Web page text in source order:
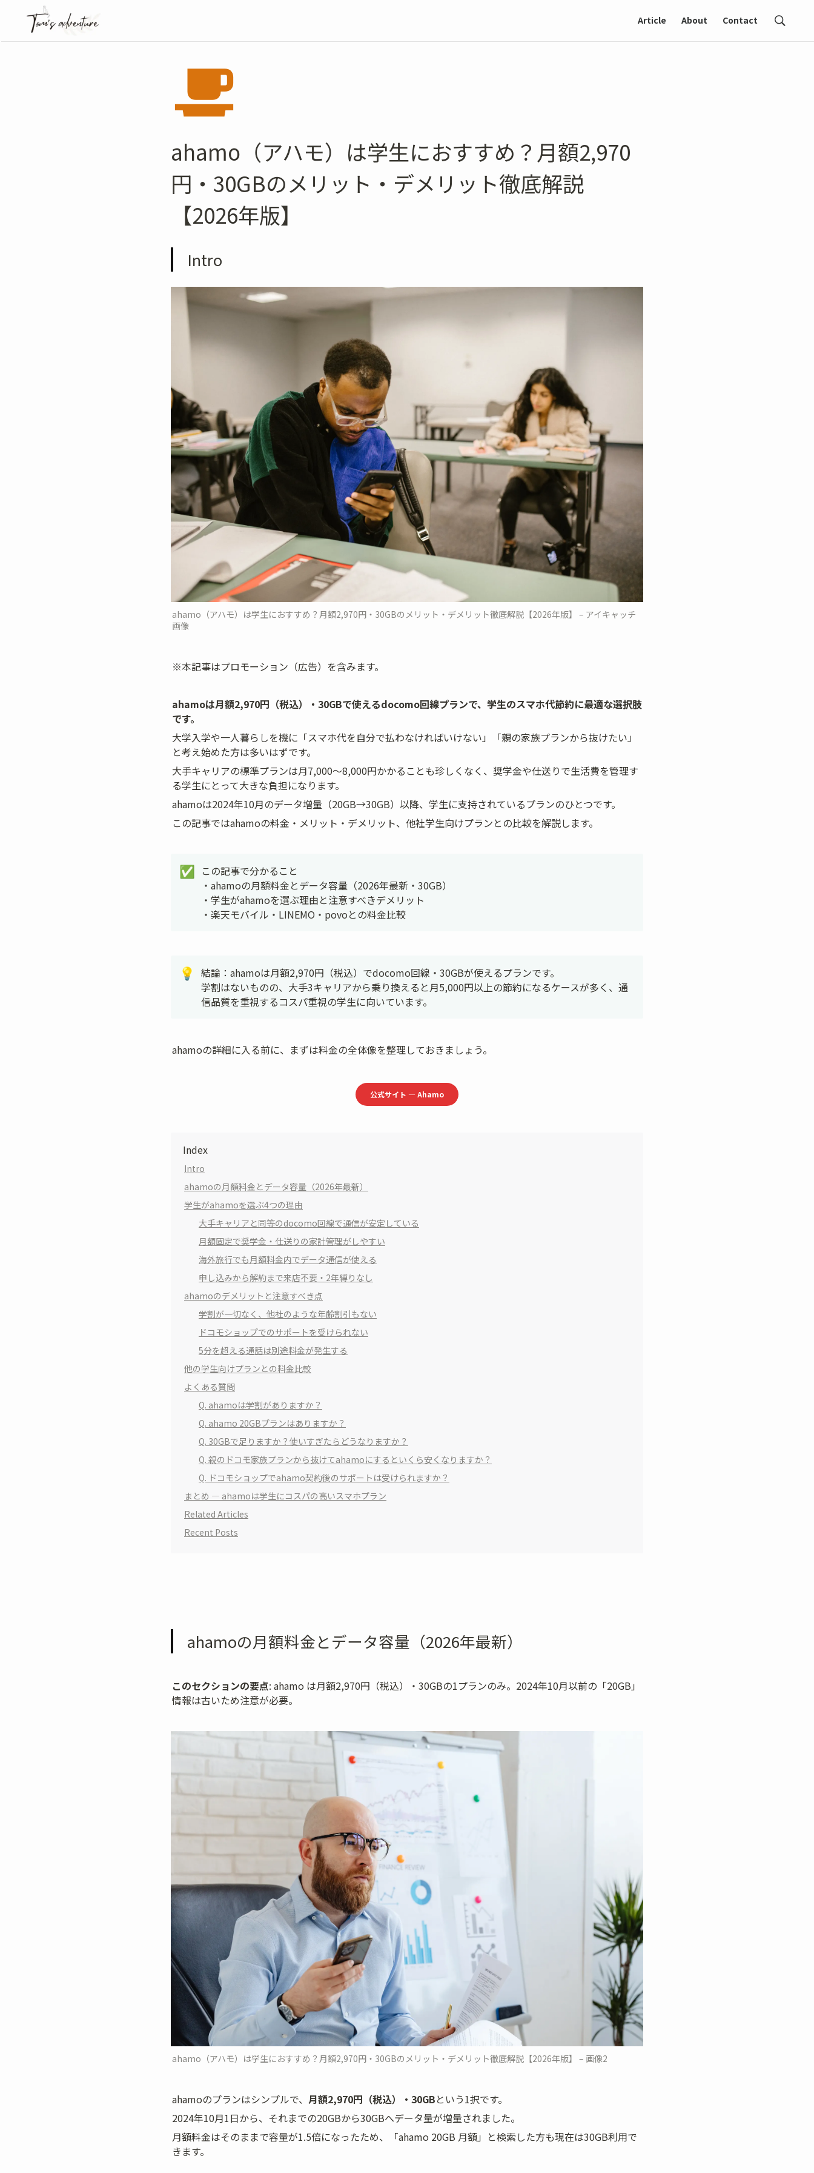
Article About Contact
ahamo（アハモ）は学生におすすめ？月額2,970
円・30GBのメリット・デメリット徹底解説
【2026年版】
Intro
ahamo（アハモ）は学生におすすめ？月額2,970円・30GBのメリット・デメリット徹底解説【2026年版】 – アイキャッチ
画像
※本記事はプロモーション（広告）を含みます。
ahamoは月額2,970円（税込）・30GBで使えるdocomo回線プランで、学生のスマホ代節約に最適な選択肢
です。
大学入学や一人暮らしを機に「スマホ代を自分で払わなければいけない」「親の家族プランから抜けたい」
と考え始めた方は多いはずです。
大手キャリアの標準プランは月7,000〜8,000円かかることも珍しくなく、奨学金や仕送りで生活費を管理す
る学生にとって大きな負担になります。
ahamoは2024年10月のデータ増量（20GB→30GB）以降、学生に支持されているプランのひとつです。
この記事ではahamoの料金・メリット・デメリット、他社学生向けプランとの比較を解説します。
✅
この記事で分かること
・ahamoの月額料金とデータ容量（2026年最新・30GB）
・学生がahamoを選ぶ理由と注意すべきデメリット
・楽天モバイル・LINEMO・povoとの料金比較
💡
結論：ahamoは月額2,970円（税込）でdocomo回線・30GBが使えるプランです。
学割はないものの、大手3キャリアから乗り換えると月5,000円以上の節約になるケースが多く、通
信品質を重視するコスパ重視の学生に向いています。
ahamoの詳細に入る前に、まずは料金の全体像を整理しておきましょう。
公式サイト — Ahamo
Index
Intro
ahamoの月額料金とデータ容量（2026年最新）
学生がahamoを選ぶ4つの理由
大手キャリアと同等のdocomo回線で通信が安定している
月額固定で奨学金・仕送りの家計管理がしやすい
海外旅行でも月額料金内でデータ通信が使える
申し込みから解約まで来店不要・2年縛りなし
ahamoのデメリットと注意すべき点
学割が一切なく、他社のような年齢割引もない
ドコモショップでのサポートを受けられない
5分を超える通話は別途料金が発生する
他の学生向けプランとの料金比較
よくある質問
Q. ahamoは学割がありますか？
Q. ahamo 20GBプランはありますか？
Q. 30GBで足りますか？使いすぎたらどうなりますか？
Q. 親のドコモ家族プランから抜けてahamoにするといくら安くなりますか？
Q. ドコモショップでahamo契約後のサポートは受けられますか？
まとめ — ahamoは学生にコスパの高いスマホプラン
Related Articles
Recent Posts
ahamoの月額料金とデータ容量（2026年最新）
このセクションの要点: ahamo は月額2,970円（税込）・30GBの1プランのみ。2024年10月以前の「20GB」
情報は古いため注意が必要。
ahamo（アハモ）は学生におすすめ？月額2,970円・30GBのメリット・デメリット徹底解説【2026年版】 – 画像2
ahamoのプランはシンプルで、 月額2,970円（税込）・30GBという1択です。
2024年10月1日から、それまでの20GBから30GBへデータ量が増量されました。
月額料金はそのままで容量が1.5倍になったため、「ahamo 20GB 月額」と検索した方も現在は30GB利用で
きます。